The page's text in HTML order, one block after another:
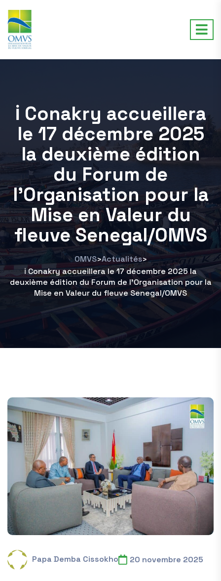
ℹ️ Conakry accueillera
le 17 décembre 2025
la deuxième édition
du Forum de
l’Organisation pour la
Mise en Valeur du
fleuve Senegal/OMVS
OMVS>Actualités>
ℹ️ Conakry accueillera le 17 décembre 2025 la
deuxième édition du Forum de l’Organisation pour la
Mise en Valeur du fleuve Senegal/OMVS
Papa Demba Cissokho 20 novembre 2025